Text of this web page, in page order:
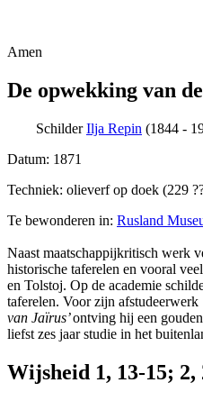
Amen
De opwekking van
SchilderIlja Repin (1844 -
Datum: 1871
Techniek: olieverf op doek (229
Te bewonderen in: Rusland
Naast maatschappijkritisch werk
historische taferelen en vooral
en Tolstoj. Op de academie
taferelen. Voor zijn afstudeerwerk
van Jaïrus’ontving hij een
liefst zes jaar studie in het
Wijsheid 1, 13-15; 2,